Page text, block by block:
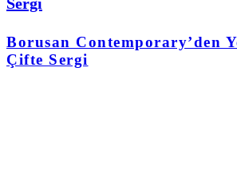
Borusan Contemporary’den
Çifte Sergi